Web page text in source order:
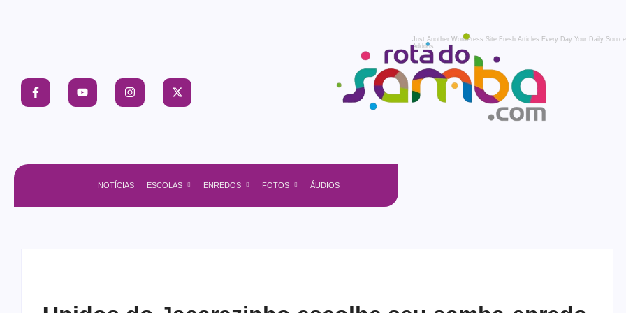
Just Another WordPress Site Fresh Articles Every Day Your Daily
Addons
NOTÍCIAS ESCOLAS ENREDOS FOTOS ÁUDIOS